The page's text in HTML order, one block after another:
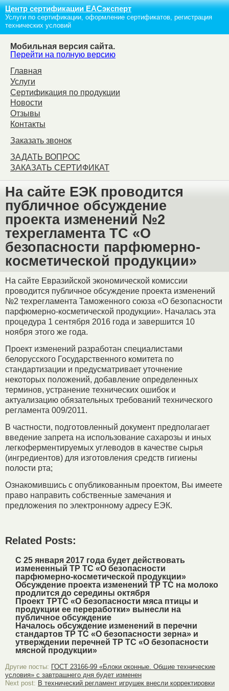
Центр сертификации ЕАСэксперт
Услуги по сертификации, оформление сертификатов, регистрация
технических условий
Мобильная версия сайта.
Перейти на полную версию
Главная
Услуги
Сертификация по продукции
Новости
Отзывы
Контакты
Заказать звонок
ЗАДАТЬ ВОПРОС
ЗАКАЗАТЬ СЕРТИФИКАТ
На сайте ЕЭК проводится
публичное обсуждение
проекта изменений №2
техрегламента ТС «О
безопасности парфюмерно-
косметической продукции»
На сайте Евразийской экономической комиссии
проводится публичное обсуждение проекта изменений
№2 техрегламента Таможенного союза «О безопасности
парфюмерно-косметической продукции». Началась эта
процедура 1 сентября 2016 года и завершится 10
ноября этого же года.
Проект изменений разработан специалистами
белорусского Государственного комитета по
стандартизации и предусматривает уточнение
некоторых положений, добавление определенных
терминов, устранение технических ошибок и
актуализацию обязательных требований технического
регламента 009/2011.
В частности, подготовленный документ предполагает
введение запрета на использование сахарозы и иных
легкоферментируемых углеводов в качестве сырья
(ингредиентов) для изготовления средств гигиены
полости рта;
Ознакомившись с опубликованным проектом, Вы имеете
право направить собственные замечания и
предложения по электронному адресу ЕЭК.
Related Posts:
С 25 января 2017 года будет действовать
измененный ТР ТС «О безопасности
парфюмерно-косметической продукции»
Обсуждение проекта изменений ТР ТС на молоко
продлится до середины октября
Проект ТРТС «О безопасности мяса птицы и
продукции ее переработки» вынесли на
публичное обсуждение
Началось обсуждение изменений в перечни
стандартов ТР ТС «О безопасности зерна» и
утверждении перечней ТР ТС «О безопасности
мясной продукции»
Другие посты: ГОСТ 23166-99 «Блоки оконные. Общие технические
условия» с завтрашнего дня будет изменен
Next post: В технический регламент игрушек внесли корректировки